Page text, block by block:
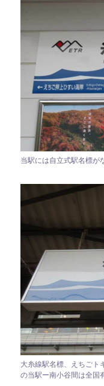
当駅には自立式駅名標が
大糸線駅名標、えちごト
の当駅ー南小谷間は全国